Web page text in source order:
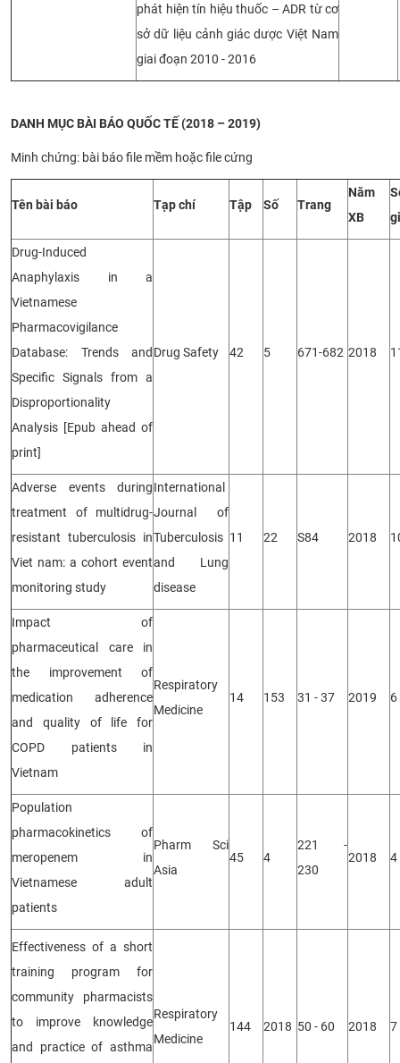
phát hiện tín hiệu thuốc – ADR từ cơ
sở dữ liệu cảnh giác dược Việt Nam
giai đoạn 2010 - 2016
DANH MỤC BÀI BÁO QUỐC TẾ (2018 – 2019)
Minh chứng: bài báo file mềm hoặc file cứng
Tên bài báo Tạp chí Tập Số Trang
Năm
XB
Drug-Induced
Anaphylaxis in a
Vietnamese
Pharmacovigilance
Database: Trends and
Specific Signals from a
Disproportionality
Analysis [Epub ahead of
print]
Drug Safety 42 5 671-682 2018
Adverse events during
treatment of multidrug-
resistant tuberculosis in
Viet nam: a cohort event
monitoring study
International
Journal of
Tuberculosis
and Lung
disease
11 22 S84 2018
Impact of
pharmaceutical care in
the improvement of
medication adherence
and quality of life for
COPD patients in
Vietnam
Respiratory
Medicine
14 153 31 - 37 2019 6
Population
pharmacokinetics of
meropenem in
Vietnamese adult
patients
Pharm Sci
Asia
45 4
221 -
230
2018 4
Effectiveness of a short
training program for
community pharmacists
to improve knowledge
and practice of asthma
Respiratory
Medicine
144 2018 50 - 60 2018 7